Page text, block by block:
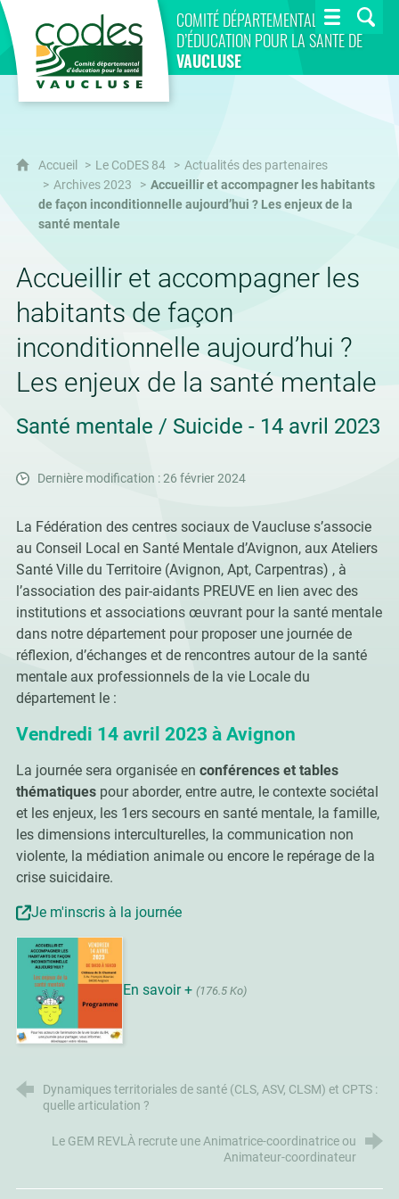
COMITÉ DÉPARTEMENTAL
D’ÉDUCATION POUR LA SANTÉ DE
VAUCLUSE
CoDES 84
Accueil Le CoDES 84
Actualités des partenaires
Archives 2023
Accueillir et accompagner les habitants
de façon inconditionnelle aujourd’hui ? Les enjeux de la
santé mentale
Accueillir et accompagner les
habitants de façon
inconditionnelle aujourd’hui ?
Les enjeux de la santé mentale
Santé mentale / Suicide - 14 avril 2023
Dernière modification : 26 février 2024
La Fédération des centres sociaux de Vaucluse s’associe
au Conseil Local en Santé Mentale d’Avignon, aux Ateliers
Santé Ville du Territoire (Avignon, Apt, Carpentras) , à
l’association des pair-aidants PREUVE en lien avec des
institutions et associations œuvrant pour la santé mentale
dans notre département pour proposer une journée de
réflexion, d’échanges et de rencontres autour de la santé
mentale aux professionnels de la vie Locale du
département le :
Vendredi 14 avril 2023 à Avignon
La journée sera organisée en conférences et tables
thématiquespour aborder, entre autre, le contexte sociétal
et les enjeux, les 1ers secours en santé mentale, la famille,
les dimensions interculturelles, la communication non
violente, la médiation animale ou encore le repérage de la
crise suicidaire.
Je m'inscris à la journée
En savoir + (176.5 Ko)
Dynamiques territoriales de santé (CLS, ASV, CLSM) et CPTS :
quelle articulation ?
Le GEM REVLÀ recrute une Animatrice-coordinatrice ou
Animateur-coordinateur